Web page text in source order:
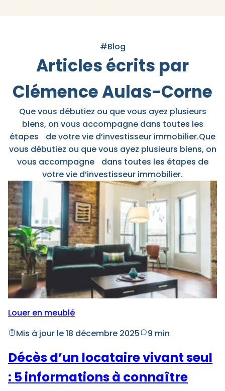
#Blog
Articles écrits par
Clémence Aulas-Corne
Que vous débutiez ou que vous ayez plusieurs
biens, on vous accompagne dans toutes les
étapes de votre vie d’investisseur immobilier.Que
vous débutiez ou que vous ayez plusieurs biens, on
vous accompagne dans toutes les étapes de
votre vie d’investisseur immobilier.
Louer en meublé
Mis à jour le 18 décembre 2025
9 min
Décès d’un locataire vivant seul
: 5 informations à connaître